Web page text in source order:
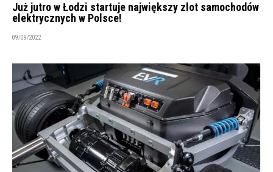
Już jutro w Łodzi startuje największy zlot samochodów
elektrycznych w Polsce!
09/09/2022